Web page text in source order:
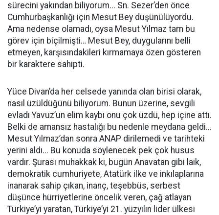
sürecini yakından biliyorum... Sn. Sezer’den önce
Cumhurbaşkanlığı için Mesut Bey düşünülüyordu.
Ama nedense olamadı, oysa Mesut Yılmaz tam bu
görev için biçilmişti… Mesut Bey, duygularını belli
etmeyen, karşısındakileri kırmamaya özen gösteren
bir karaktere sahipti.
Yüce Divan’da her celsede yanında olan birisi olarak,
nasıl üzüldüğünü biliyorum. Bunun üzerine, sevgili
evladı Yavuz’un elim kaybı onu çok üzdü, hep içine attı.
Belki de amansız hastalığı bu nedenle meydana geldi...
Mesut Yılmaz’dan sonra ANAP dirilemedi ve tarihteki
yerini aldı... Bu konuda söylenecek pek çok husus
vardır. Şurası muhakkak ki, bugün Anavatan gibi laik,
demokratik cumhuriyete, Atatürk ilke ve inkılaplarına
inanarak sahip çıkan, inanç, teşebbüs, serbest
düşünce hürriyetlerine öncelik veren, çağ atlayan
Türkiye’yi yaratan, Türkiye’yi 21. yüzyılın lider ülkesi